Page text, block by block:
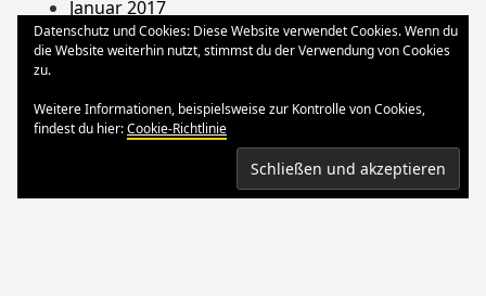
Januar 2017
August 2013
Oktober 2012
März 2012
Datenschutz und Cookies: Diese Website verwendet Cookies. Wenn du
die Website weiterhin nutzt, stimmst du der Verwendung von Cookies
zu.
Weitere Informationen, beispielsweise zur Kontrolle von Cookies,
findest du hier:Cookie-Richtlinie